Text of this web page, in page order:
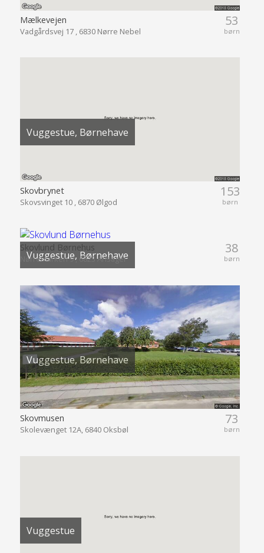
53
børn
Mælkevejen
Vadgårdsvej 17 , 6830 Nørre Nebel
Vuggestue, Børnehave
153
børn
Skovbrynet
Skovsvinget 10 , 6870 Ølgod
Vuggestue, Børnehave 38
børn
Skovlund Børnehus
Nørremarken 9 , 6823 Ansager
Vuggestue, Børnehave
73
børn
Skovmusen
Skolevænget 12A, 6840 Oksbøl
Vuggestue